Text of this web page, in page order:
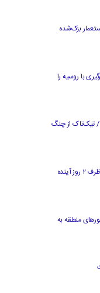
بزک‌شده
با روسیه را
/ تیک‌تاک از چنگ
آکسیوس: ترامپ به توافق آتش‌بس در غزه ظرف ۲ روز آینده
منطقه به